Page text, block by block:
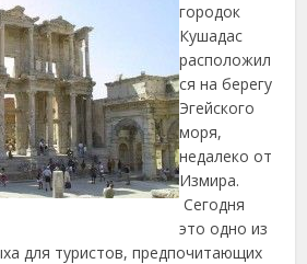
городок
Кушадас
расположил
ся на берегу
Эгейского
моря,
недалеко от
Измира.
Сегодня
это одно из
для туристов, предпочитающих